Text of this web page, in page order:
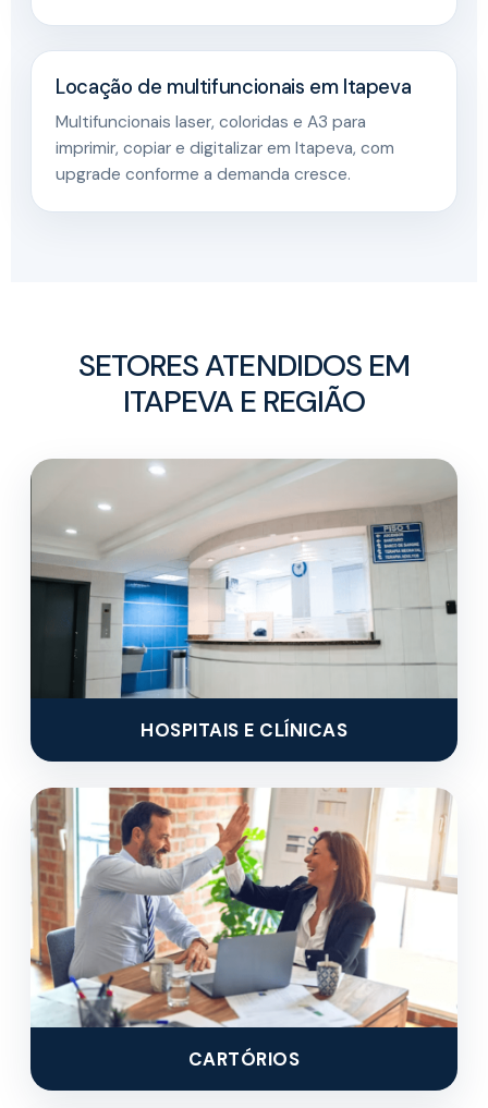
Locação de multifuncionais em Itapeva
Multifuncionais laser, coloridas e A3 para
imprimir, copiar e digitalizar em Itapeva, com
upgrade conforme a demanda cresce.
SETORES ATENDIDOS EM
ITAPEVA E REGIÃO
HOSPITAIS E CLÍNICAS
CARTÓRIOS